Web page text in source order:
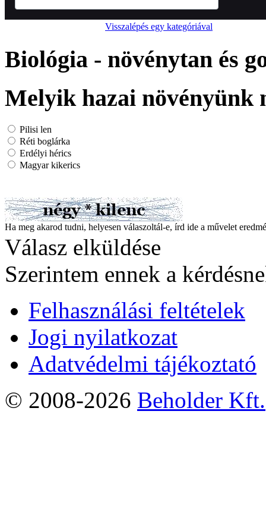
Visszalépés egy kategóriával
Biológia - növénytan és
Melyik hazai növényünk
Pilisi len
Réti boglárka
Erdélyi hérics
Magyar kikerics
Ha meg akarod tudni, helyesen válaszoltál-e, írd ide a művelet
Válasz elküldése
Szerintem ennek a
Felhasználási feltételek
Jogi nyilatkozat
Adatvédelmi tájékoztató
© 2008-2026 Beholder Kft.